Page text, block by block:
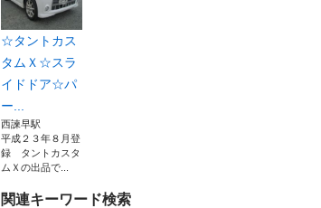
☆タントカス
タムＸ☆スラ
イドドア☆パ
ー...
西諫早駅
平成２３年８月登
録 タントカスタ
ムＸの出品で...
関連キーワード検索